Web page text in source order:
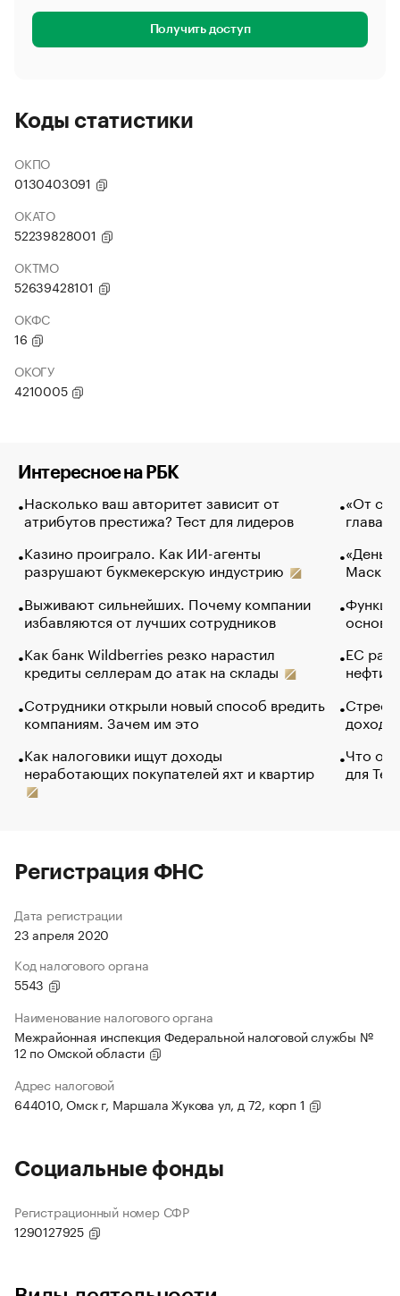
Получить доступ
Коды статистики
ОКПО
0130403091
ОКАТО
52239828001
ОКТМО
52639428101
ОКФС
16
ОКОГУ
4210005
Интересное на РБК
Насколько ваш авторитет зависит от
атрибутов престижа? Тест для лидеров
Казино проиграло. Как ИИ-агенты
разрушают букмекерскую индустрию
Выживают сильнейших. Почему компании
избавляются от лучших сотрудников
Как банк Wildberries резко нарастил
кредиты селлерам до атак на склады
Сотрудники открыли новый способ вредить
компаниям. Зачем им это
Как налоговики ищут доходы
неработающих покупателей яхт и квартир
«От
глава
Маск в
основ
ЕС
нефти
Что
для
Регистрация ФНС
Дата регистрации
23 апреля 2020
Код налогового органа
5543
Наименование налогового органа
Межрайонная инспекция Федеральной налоговой службы №
12 по Омской области
Адрес налоговой
644010, Омск г, Маршала Жукова ул, д 72, корп 1
Социальные фонды
Регистрационный номер СФР
1290127925